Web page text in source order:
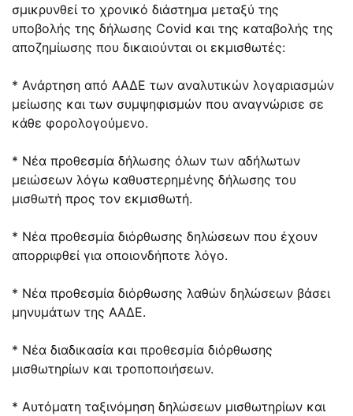
σμικρυνθεί το χρονικό διάστημα μεταξύ της
υποβολής της δήλωσης Covid και της καταβολής της
αποζημίωσης που δικαιούνται οι εκμισθωτές:
* Ανάρτηση από ΑΑΔΕ των αναλυτικών λογαριασμών
μείωσης και των συμψηφισμών που αναγνώρισε σε
κάθε φορολογούμενο.
* Νέα προθεσμία δήλωσης όλων των αδήλωτων
μειώσεων λόγω καθυστερημένης δήλωσης του
μισθωτή προς τον εκμισθωτή.
* Νέα προθεσμία διόρθωσης δηλώσεων που έχουν
απορριφθεί για οποιονδήποτε λόγο.
* Νέα προθεσμία διόρθωσης λαθών δηλώσεων βάσει
μηνυμάτων της ΑΑΔΕ.
* Νέα διαδικασία και προθεσμία διόρθωσης
μισθωτηρίων και τροποποιήσεων.
* Αυτόματη ταξινόμηση δηλώσεων μισθωτηρίων και